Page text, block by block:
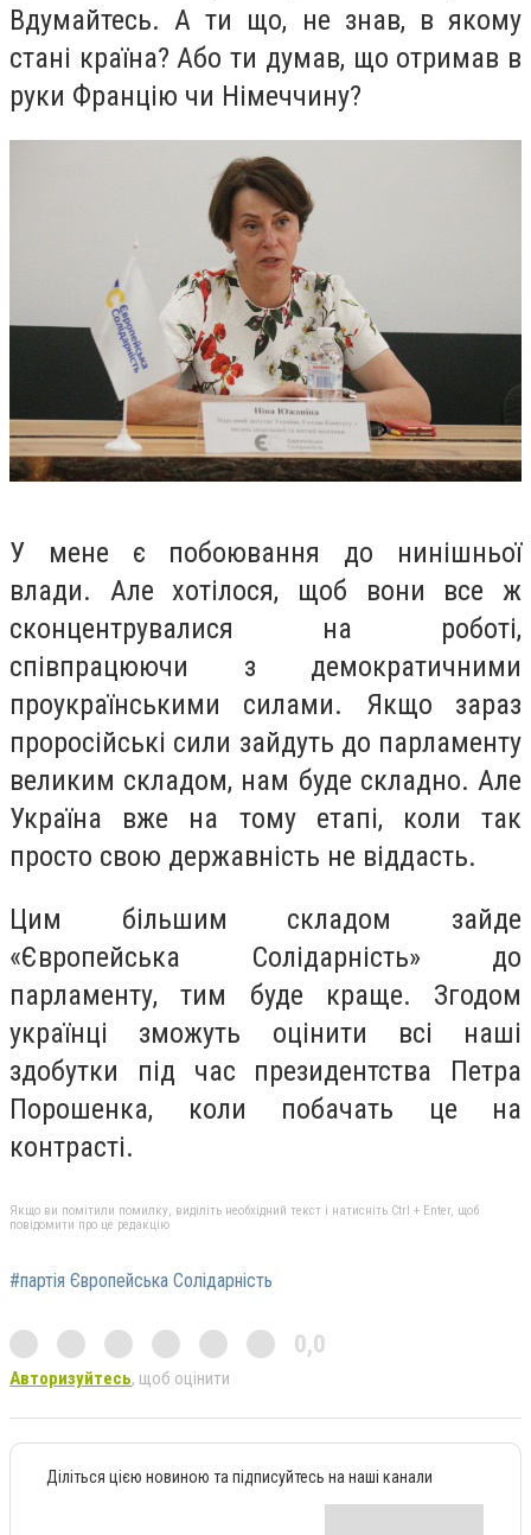
Вдумайтесь. А ти що, не знав, в якому
стані країна? Або ти думав, що отримав в
руки Францію чи Німеччину?
У мене є побоювання до нинішньої
влади. Але хотілося, щоб вони все ж
сконцентрувалися на роботі,
співпрацюючи з демократичними
проукраїнськими силами. Якщо зараз
проросійські сили зайдуть до парламенту
великим складом, нам буде складно. Але
Україна вже на тому етапі, коли так
просто свою державність не віддасть.
Цим більшим складом зайде
«Європейська Солідарність» до
парламенту, тим буде краще. Згодом
українці зможуть оцінити всі наші
здобутки під час президентства Петра
Порошенка, коли побачать це на
контрасті.
Якщо ви помітили помилку, виділіть необхідний текст і натисніть Ctrl + Enter, щоб
повідомити про це редакцію
#партія Європейська Солідарність
0,0
Авторизуйтесь, щоб оцінити
Діліться цією новиною та підписуйтесь на наші канали